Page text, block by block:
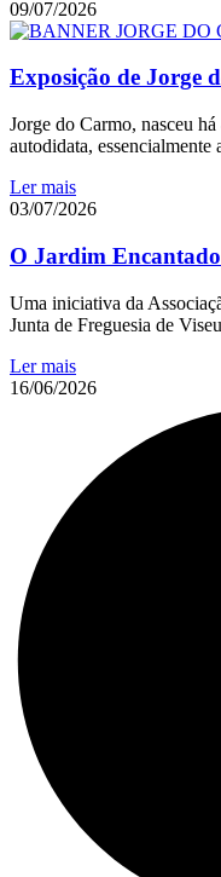
09/07/2026
Exposição de Jorge
Jorge do Carmo, nasceu
autodidata, essencialmente
Ler mais
03/07/2026
O Jardim
Uma iniciativa da
Junta de Freguesia de
Ler mais
16/06/2026